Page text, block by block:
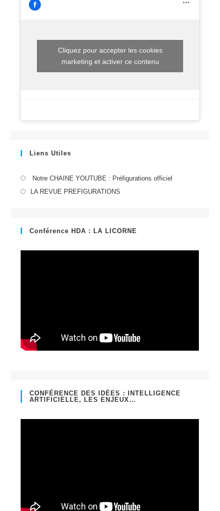
Cliquez pour accepter les cookies
marketing et activer ce contenu
Liens Utiles
Notre CHAINE YOUTUBE : Préfigurations officiel
LA REVUE PREFIGURATIONS
nouvel
Conférence HDA : LA LICORNE
CONFÉRENCE DES IDÉES : INTELLIGENCE
ARTIFICIELLE, LES ENJEUX…